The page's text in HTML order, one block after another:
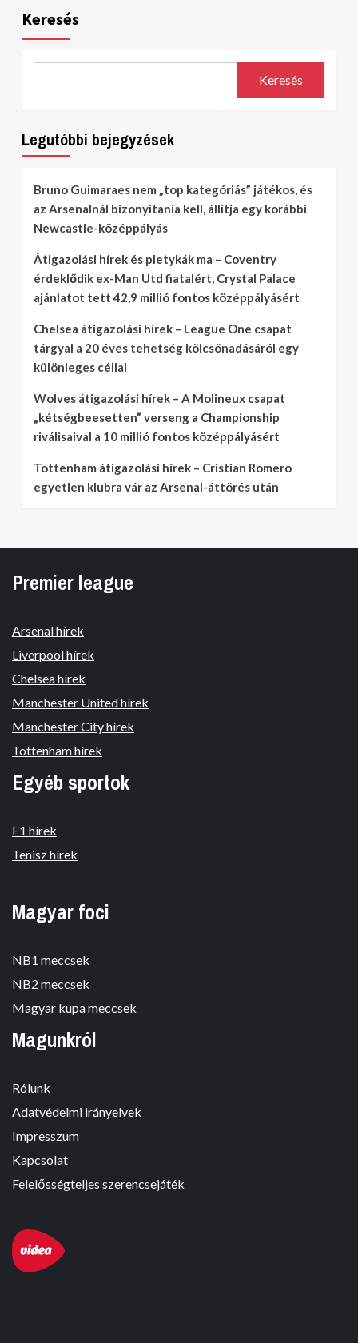
Keresés
Keresés
Legutóbbi bejegyzések
Bruno Guimaraes nem „top kategóriás” játékos, és
az Arsenalnál bizonyítania kell, állítja egy korábbi
Newcastle-középpályás
Átigazolási hírek és pletykák ma – Coventry
érdeklődik ex-Man Utd fiatalért, Crystal Palace
ajánlatot tett 42,9 millió fontos középpályásért
Chelsea átigazolási hírek – League One csapat
tárgyal a 20 éves tehetség kölcsönadásáról egy
különleges céllal
Wolves átigazolási hírek – A Molineux csapat
„kétségbeesetten” verseng a Championship
riválisaival a 10 millió fontos középpályásért
Tottenham átigazolási hírek – Cristian Romero
egyetlen klubra vár az Arsenal-áttörés után
Premier league
Arsenal hírek
Liverpool hírek
Chelsea hírek
Manchester United hírek
Manchester City hírek
Tottenham hírek
Egyéb sportok
F1 hírek
Tenisz hírek
Magyar foci
NB1 meccsek
NB2 meccsek
Magyar kupa meccsek
Magunkról
Rólunk
Adatvédelmi irányelvek
Impresszum
Kapcsolat
Felelősségteljes szerencsejáték